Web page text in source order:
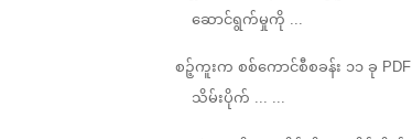
ဆောင်ရွက်မှုကို ...
စဉ့်ကူးက စစ်ကောင်စီစခန်း ၁၁ ခု PDF
သိမ်းပိုက် ... ...